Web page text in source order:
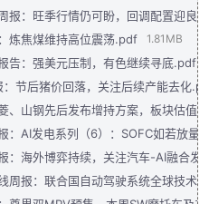
报：旺季行情仍可盼，回调配置迎良
炼焦煤维持高位震荡.pdf
1.81MB
告：强美元压制，有色继续寻底.pdf
节后猪价回落，关注后续产能去化
、山钢先后发布增持方案，板块估值
：AI发电系列（6）：SOFC如若放量
：海外博弈持续，关注汽车-AI融合发
周报：联合国自动驾驶系统全球技术